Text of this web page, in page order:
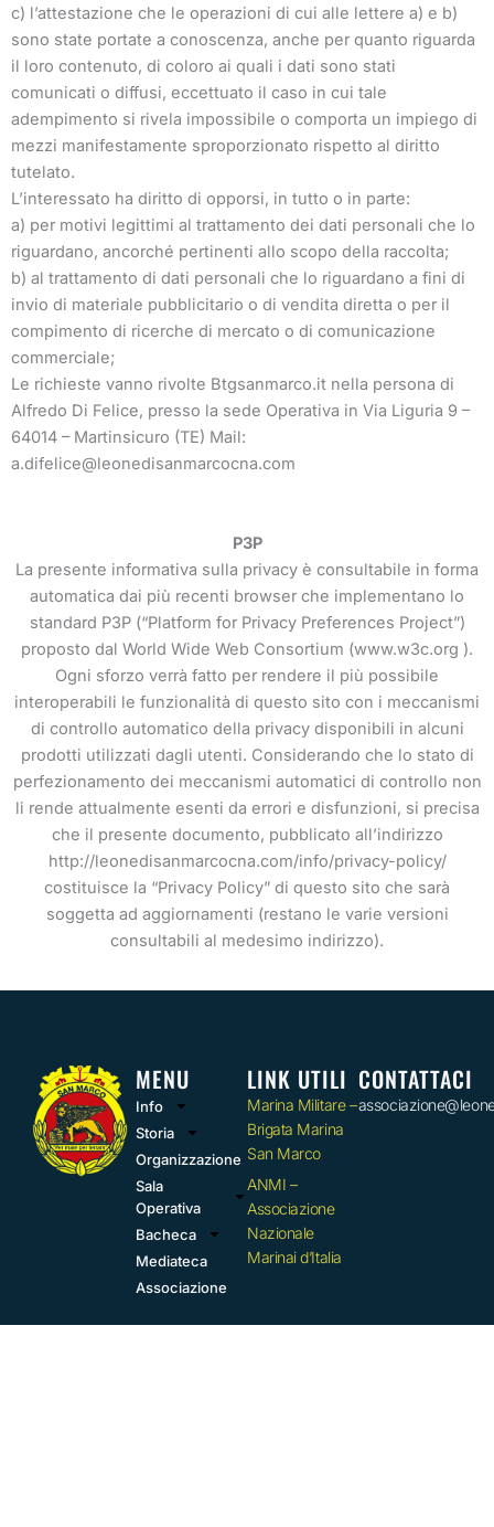
c) l’attestazione che le operazioni di cui alle lettere a) e b)
sono state portate a conoscenza, anche per quanto riguarda
il loro contenuto, di coloro ai quali i dati sono stati
comunicati o diffusi, eccettuato il caso in cui tale
adempimento si rivela impossibile o comporta un impiego di
mezzi manifestamente sproporzionato rispetto al diritto
tutelato.
L’interessato ha diritto di opporsi, in tutto o in parte:
a) per motivi legittimi al trattamento dei dati personali che lo
riguardano, ancorché pertinenti allo scopo della raccolta;
b) al trattamento di dati personali che lo riguardano a fini di
invio di materiale pubblicitario o di vendita diretta o per il
compimento di ricerche di mercato o di comunicazione
commerciale;
Le richieste vanno rivolte Btgsanmarco.it nella persona di
Alfredo Di Felice, presso la sede Operativa in Via Liguria 9 –
64014 – Martinsicuro (TE) Mail:
a.difelice@leonedisanmarcocna.com
P3P
La presente informativa sulla privacy è consultabile in forma
automatica dai più recenti browser che implementano lo
standard P3P (“Platform for Privacy Preferences Project”)
proposto dal World Wide Web Consortium (www.w3c.org ).
Ogni sforzo verrà fatto per rendere il più possibile
interoperabili le funzionalità di questo sito con i meccanismi
di controllo automatico della privacy disponibili in alcuni
prodotti utilizzati dagli utenti. Considerando che lo stato di
perfezionamento dei meccanismi automatici di controllo non
li rende attualmente esenti da errori e disfunzioni, si precisa
che il presente documento, pubblicato all’indirizzo
http://leonedisanmarcocna.com/info/privacy-policy/
costituisce la “Privacy Policy” di questo sito che sarà
soggetta ad aggiornamenti (restano le varie versioni
consultabili al medesimo indirizzo).
CONTATTACI
LINK UTILI
Marina Militare –
Brigata Marina
San Marco
ANMI –
Associazione
Nazionale
Marinai d’Italia
MENU
Info
Storia
Organizzazione
Sala
Operativa
Bacheca
Mediateca
Associazione